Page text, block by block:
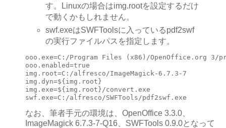
す。Linuxの場合はimg.rootを設定するだけ
で動くかもしれません。
swf.exeはSWFToolsに入っているpdf2swf
の実行ファイルパスを指定します。
ooo.exe=C:/Program Files (x86)/OpenOffice.org 3/
ooo.enabled=true
img.root=C:/alfresco/ImageMagick-6.7.3-7
img.dyn=${img.root}
img.exe=${img.root}/convert.exe
swf.exe=C:/alfresco/SWFTools/pdf2swf.exe
なお、筆者手元の環境は、OpenOffice 3.3.0、
ImageMagick 6.7.3-7-Q16、SWFTools 0.9.0となって